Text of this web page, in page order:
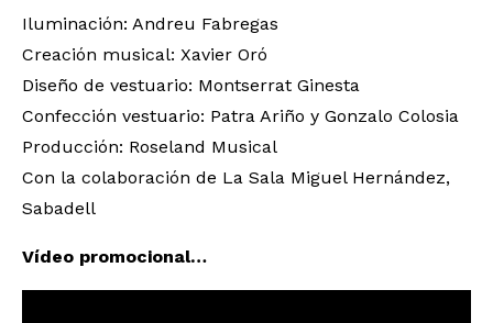
Iluminación: Andreu Fabregas
Creación musical: Xavier Oró
Diseño de vestuario: Montserrat Ginesta
Confección vestuario: Patra Ariño y Gonzalo Colosia
Producción: Roseland Musical
Con la colaboración de La Sala Miguel Hernández,
Sabadell
Vídeo promocional…